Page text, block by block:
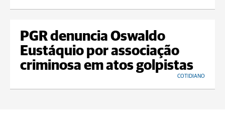
PGR denuncia Oswaldo
Eustáquio por associação
criminosa em atos golpistas
COTIDIANO